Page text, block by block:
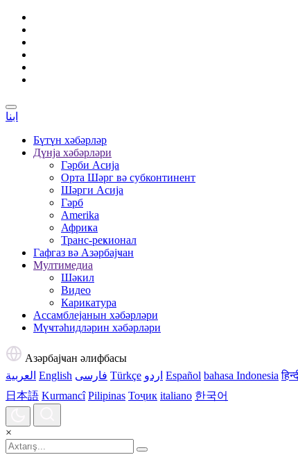
ابنا
Бүтүн хәбәрләр
Дүнја хәбәрләри
Гәрби Асија
Орта Шәрг вә субконтинент
Шәрги Асија
Гәрб
Amerika
Африҝа
Транс-реҝионал
Гафгаз вә Азәрбајҹан
Мултимедиа
Шәкил
Видео
Карикатура
Ассамблејанын хәбәрләри
Мүҹтәһидләрин хәбәрләри
Азәрбајҹан әлифбасы
العربية English فارسی Türkçe اردو Español bahasa Indonesia
日本語 Kurmancî Pilipinas Тоҷик italiano 한국어
×